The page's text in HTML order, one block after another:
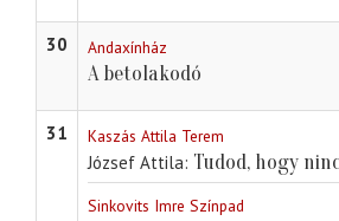
30 Andaxínház
A betolakodó
31 Kaszás Attila Terem
József Attila Tudod, hogy
Sinkovits Imre Színpad